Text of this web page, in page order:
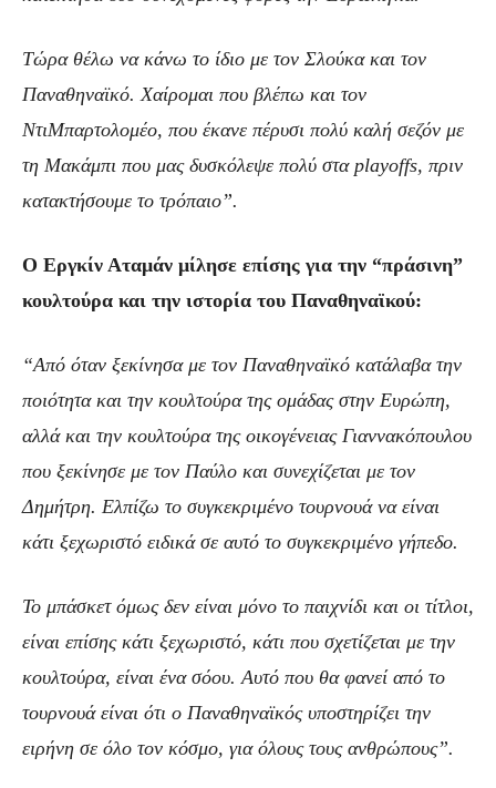
Τώρα θέλω να κάνω το ίδιο με τον Σλούκα και τον
Παναθηναϊκό. Χαίρομαι που βλέπω και τον
ΝτιΜπαρτολομέο, που έκανε πέρυσι πολύ καλή σεζόν με
τη Μακάμπι που μας δυσκόλεψε πολύ στα playoffs, πριν
κατακτήσουμε το τρόπαιο”.
Ο Εργκίν Αταμάν μίλησε επίσης για την “πράσινη”
κουλτούρα και την ιστορία του Παναθηναϊκού:
“Από όταν ξεκίνησα με τον Παναθηναϊκό κατάλαβα την
ποιότητα και την κουλτούρα της ομάδας στην Ευρώπη,
αλλά και την κουλτούρα της οικογένειας Γιαννακόπουλου
που ξεκίνησε με τον Παύλο και συνεχίζεται με τον
Δημήτρη. Ελπίζω το συγκεκριμένο τουρνουά να είναι
κάτι ξεχωριστό ειδικά σε αυτό το συγκεκριμένο γήπεδο.
Το μπάσκετ όμως δεν είναι μόνο το παιχνίδι και οι τίτλοι,
είναι επίσης κάτι ξεχωριστό, κάτι που σχετίζεται με την
κουλτούρα, είναι ένα σόου. Αυτό που θα φανεί από το
τουρνουά είναι ότι ο Παναθηναϊκός υποστηρίζει την
ειρήνη σε όλο τον κόσμο, για όλους τους ανθρώπους”.